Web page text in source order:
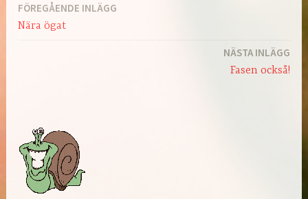
Inläggsnavigering
FÖREGÅENDE INLÄGG
Nära ögat
NÄSTA INLÄGG
Fasen också!